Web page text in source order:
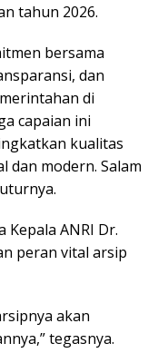
tahun 2026.
bersama
dan
di
capaian ini
kualitas
dan modern. Salam
Kepala ANRI Dr.
peran vital arsip
akan
tegasnya.